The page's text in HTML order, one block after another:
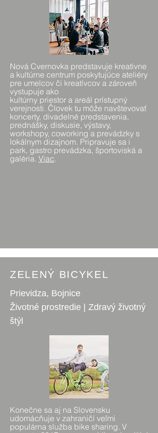
Nová Cvernovka predstavuje kreatívne
a kultúrne centrum poskytujúce ateliéry
pre umelcov či kreatívcov a zároveň
vystupuje ako
kultúrny priestor a areál prístupný
verejnosti. Človek tu môže navštevovať
koncerty, divadelné predstavenia,
prednášky, diskusie, výstavy,
workshopy, coworking a prevádzky s
lokálnym dizajnom. Pripravuje sa i
park, gastro prevádzka, športoviská a
galéria. Viac.
ZELENÝ BICYKEL
Prievidza, Bojnice
Životné prostredie | Zdravý životný
štýl
Konečne sa aj na Slovensku
udomácňuje v zahraničí veľmi
populárna služba bike sharing. V